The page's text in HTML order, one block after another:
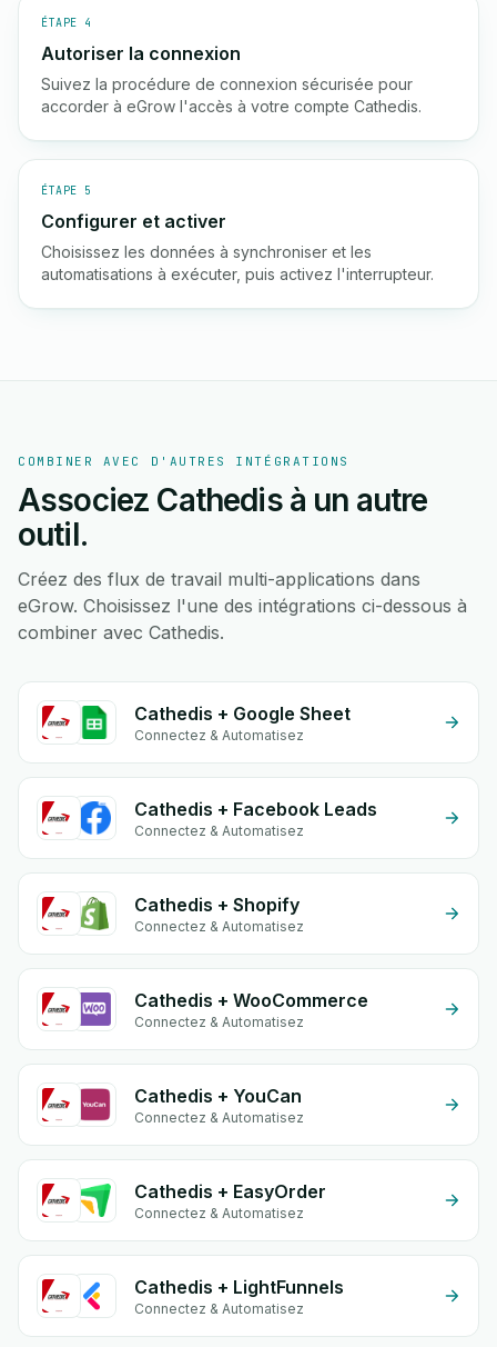
ÉTAPE 4
Autoriser la connexion
Suivez la procédure de connexion sécurisée pour
accorder à eGrow l'accès à votre compte Cathedis.
ÉTAPE 5
Configurer et activer
Choisissez les données à synchroniser et les
automatisations à exécuter, puis activez l'interrupteur.
COMBINER AVEC D'AUTRES INTÉGRATIONS
Associez Cathedis à un autre
outil.
Créez des flux de travail multi-applications dans
eGrow. Choisissez l'une des intégrations ci-dessous à
combiner avec Cathedis.
Cathedis + Google Sheet
Connectez & Automatisez
Cathedis + Facebook Leads
Connectez & Automatisez
Cathedis + Shopify
Connectez & Automatisez
Cathedis + WooCommerce
Connectez & Automatisez
Cathedis + YouCan
Connectez & Automatisez
Cathedis + EasyOrder
Connectez & Automatisez
Cathedis + LightFunnels
Connectez & Automatisez